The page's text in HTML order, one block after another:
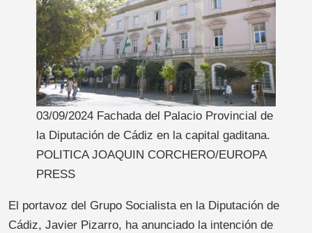
03/09/2024 Fachada del Palacio Provincial de
la Diputación de Cádiz en la capital gaditana.
POLITICA JOAQUIN CORCHERO/EUROPA
PRESS
El portavoz del Grupo Socialista en la Diputación de
Cádiz, Javier Pizarro, ha anunciado la intención de